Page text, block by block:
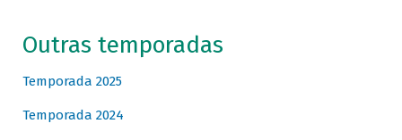
Outras temporadas
Temporada 2025
Temporada 2024